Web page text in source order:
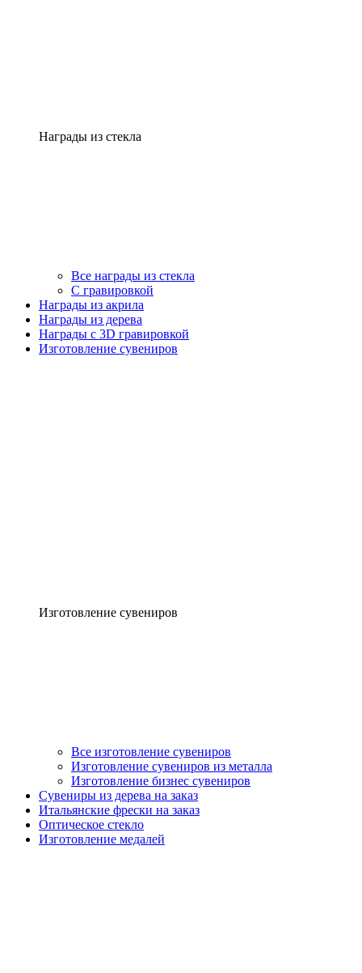
Награды из стекла
Все награды из стекла
С гравировкой
Награды из акрила
Награды из дерева
Награды с 3D гравировкой
Изготовление сувениров
Изготовление сувениров
Все изготовление сувениров
Изготовление сувениров из металла
Изготовление бизнес сувениров
Сувениры из дерева на заказ
Итальянские фрески на заказ
Оптическое стекло
Изготовление медалей